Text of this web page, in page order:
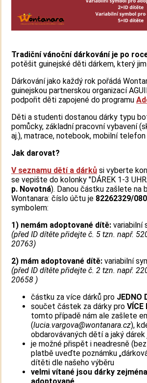
Tradiční vánoční dárkování je po
potěšit guinejské děti dárkem, který
Dárkování jako každý rok pořádá
guinejskou partnerskou organizací
podpořit děti zapojené do programu
Děti a studenti dostanou dárky typu
pomůcky, základní pracovní vybavení
aj.), matrace, notebook, mobilní
Jak darovat?
V seznamu dětí a dárků si vyberte
se vepište do kolonky "DÁREK 1-3
p. Novotná). Danou částku zašlete na
Wontanara: číslo účtu je 82262329/
symbolem:
1) nemám adoptované dítě: variabilní
(před ID dítěte přidejte č. 5 tzn. např.
20763)
2) mám adoptované dítě: variabilní
(před ID dítěte přidejte č. 2 tzn. např.
20658 )
částku za více dárků pro JEDNO
součet částek za dárky pro VÍCE
tomto případě nám ale zašlete
(lucia.vargova@wontanara.cz),
obdarovávaných dětí a jaký
je možné přispět i neadresně
platbě uveďte poznámku
dítěti dle našeho výběru
velmi vítané jsou dárky